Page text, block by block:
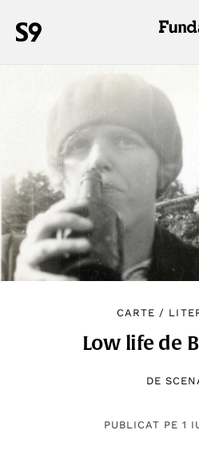
CARTE /
Low life de
DE
PUBLICAT PE 1